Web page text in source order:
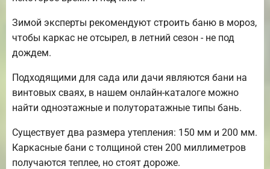
Зимой эксперты рекомендуют строить баню в мороз,
чтобы каркас не отсырел, в летний сезон - не под
дождем.
Подходящими для сада или дачи являются бани на
винтовых сваях, в нашем онлайн-каталоге можно
найти одноэтажные и полуторатажные типы бань.
Существует два размера утепления: 150 мм и 200 мм.
Каркасные бани с толщиной стен 200 миллиметров
получаются теплее, но стоят дороже.